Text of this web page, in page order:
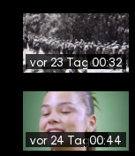
vor 23 Tagen00:32
vor 24 Tagen00:44